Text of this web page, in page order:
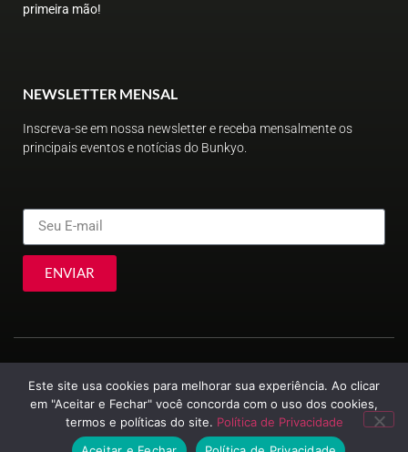
primeira mão!
NEWSLETTER MENSAL
Inscreva-se em nossa newsletter e receba mensalmente os
principais eventos e notícias do Bunkyo.
ENVIAR
© Sociedade Brasileira de Cultura Japonesa e de Assistência Social
2023
Este site usa cookies para melhorar sua experiência. Ao clicar
em "Aceitar e Fechar" você concorda com o uso dos cookies,
termos e políticas do site. Política de Privacidade